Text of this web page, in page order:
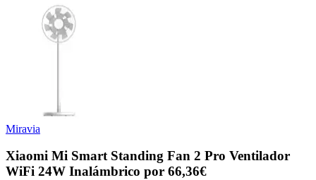
Miravia
Xiaomi Mi Smart Standing Fan 2 Pro Ventilador
WiFi 24W Inalámbrico por 66,36€